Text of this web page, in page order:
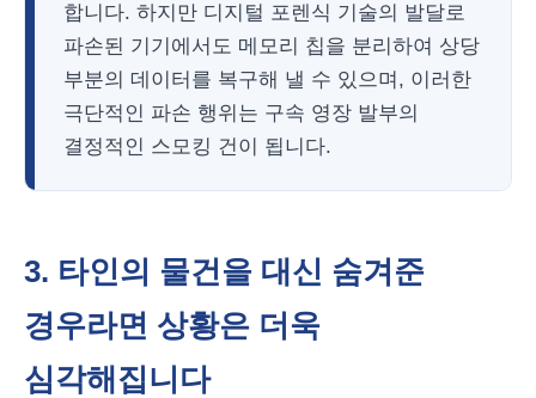
합니다. 하지만 디지털 포렌식 기술의 발달로
파손된 기기에서도 메모리 칩을 분리하여 상당
부분의 데이터를 복구해 낼 수 있으며, 이러한
극단적인 파손 행위는 구속 영장 발부의
결정적인 스모킹 건이 됩니다.
3. 타인의 물건을 대신 숨겨준
경우라면 상황은 더욱
심각해집니다